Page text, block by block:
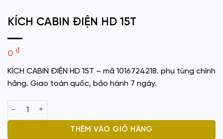
KÍCH CABIN ĐIỆN HD 15T
0 ₫
KÍCH CABIN ĐIỆN HD 15T – mã 1016724218. phụ tùng chính
hãng. Giao toàn quốc, bảo hành 7 ngày.
KÍCH CABIN ĐIỆN HD 15T số lượng
THÊM VÀO GIỎ HÀNG